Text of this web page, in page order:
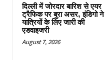
दिल्ली में जोरदार बारिश से एयर
ट्रैफिक पर बुरा असर, इंडिगो ने
यात्रियों के लिए जारी की
एडवाइजरी
August 7, 2026